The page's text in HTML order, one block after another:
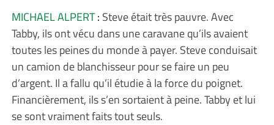
MICHAEL ALPERT: Steve était très pauvre. Avec
Tabby, ils ont vécu dans une caravane qu’ils avaient
toutes les peines du monde à payer. Steve conduisait
un camion de blanchisseur pour se faire un peu
d’argent. Il a fallu qu’il étudie à la force du poignet.
Financièrement, ils s’en sortaient à peine. Tabby et lui
se sont vraiment faits tout seuls.